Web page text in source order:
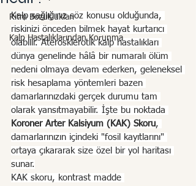
Ritm Bozuklukları
Kalp Hastalıklarından Korunma
Kalp sağlığınız söz konusu olduğunda,
riskinizi önceden bilmek hayat kurtarıcı
olabilir. Aterosklerotik kalp hastalıkları
dünya genelinde hâlâ bir numaralı ölüm
nedeni olmaya devam ederken, geleneksel
risk hesaplama yöntemleri bazen
damarlarınızdaki gerçek durumu tam
olarak yansıtmayabilir. İşte bu noktada
Koroner Arter Kalsiyum (KAK) Skoru,
damarlarınızın içindeki "fosil kayıtlarını"
ortaya çıkararak size özel bir yol haritası
sunar.
KAK skoru, kontrast madde